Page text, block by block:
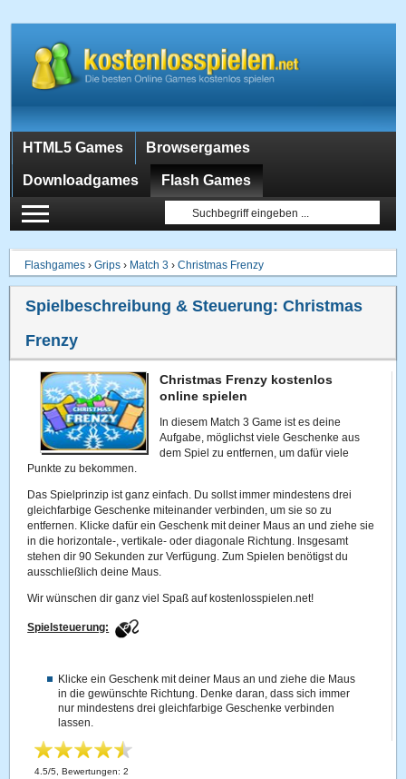
HTML5 Games Browsergames
Downloadgames Flash Games
Flashgames ›Grips › Match 3 ›Christmas Frenzy
Spielbeschreibung & Steuerung:Christmas
Frenzy
Christmas Frenzy kostenlos
online spielen
In diesem Match 3 Game ist es deine
Aufgabe, möglichst viele Geschenke aus
dem Spiel zu entfernen, um dafür viele
Punkte zu bekommen.
Das Spielprinzip ist ganz einfach. Du sollst immer mindestens drei
gleichfarbige Geschenke miteinander verbinden, um sie so zu
entfernen. Klicke dafür ein Geschenk mit deiner Maus an und ziehe sie
in die horizontale-, vertikale- oder diagonale Richtung. Insgesamt
stehen dir 90 Sekunden zur Verfügung. Zum Spielen benötigst du
ausschließlich deine Maus.
Wir wünschen dir ganz viel Spaß auf kostenlosspielen.net!
Spielsteuerung:
Klicke ein Geschenk mit deiner Maus an und ziehe die Maus
in die gewünschte Richtung. Denke daran, dass sich immer
nur mindestens drei gleichfarbige Geschenke verbinden
lassen.
4.5/5 , Bewertungen:2